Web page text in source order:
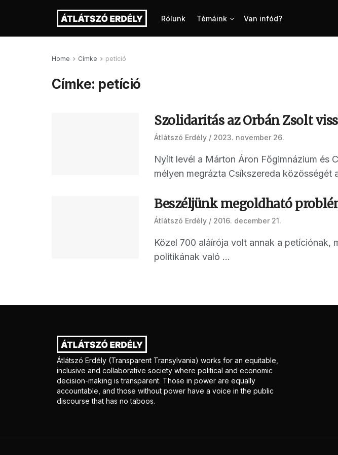
Rólunk Témáink Van infód?
Home Címke petíció
Címke: petíció
Szolidaritás az Orbán Zsolt
Átlátszó Erdély 2023. november 26.
Nyílt levél a Márton Áron Főgimnázium és
mélyen megrázta Csíkszereda közösségét
Beszéljünk megoldható
Átlátszó Erdély 2016. december 21.
Közel 700 aláírója volt annak a petíciónak,
politikának való ...
Átlátszó Erdély (Transparent Transylvania) works for an equitable,
inclusive and collaborative society where political and economic
decision-making is transparent. Those in power are equally
accountable, and those without power have a voice in the public
discourse that has no taboos.